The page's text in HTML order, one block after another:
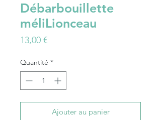
Débarbouillette
méliLionceau
13,00 €Prix
Quantité *
Ajouter au panier